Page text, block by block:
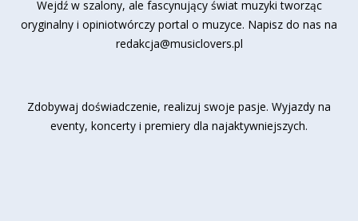
Wejdź w szalony, ale fascynujący świat muzyki tworząc
oryginalny i opiniotwórczy portal o muzyce. Napisz do nas na
redakcja@musiclovers.pl
Zdobywaj doświadczenie, realizuj swoje pasje. Wyjazdy na
eventy, koncerty i premiery dla najaktywniejszych.